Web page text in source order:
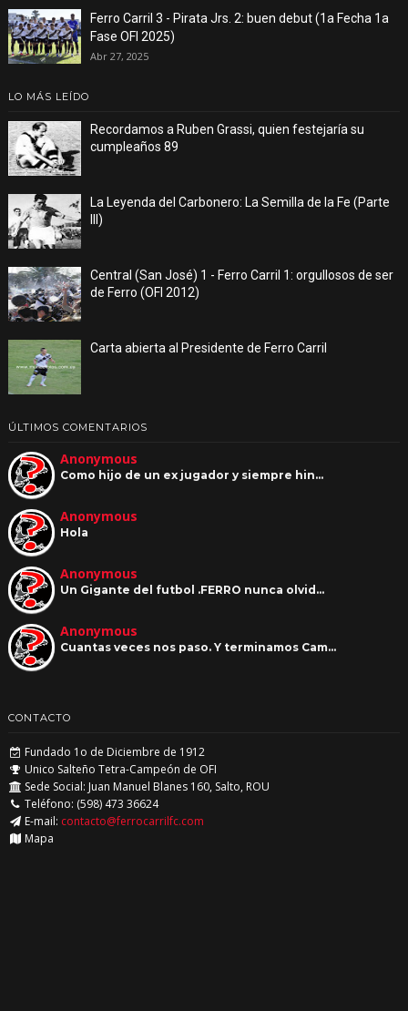
Ferro Carril 3 - Pirata Jrs. 2: buen debut (1a Fecha 1a
Fase OFI 2025)
Abr 27, 2025
LO MÁS LEÍDO
Recordamos a Ruben Grassi, quien festejaría su
cumpleaños 89
La Leyenda del Carbonero: La Semilla de la Fe (Parte
III)
Central (San José) 1 - Ferro Carril 1: orgullosos de ser
de Ferro (OFI 2012)
Carta abierta al Presidente de Ferro Carril
ÚLTIMOS COMENTARIOS
Anonymous
Como hijo de un ex jugador y siempre hin…
Anonymous
Hola
Anonymous
Un Gigante del futbol .FERRO nunca olvid…
Anonymous
Cuantas veces nos paso. Y terminamos Cam…
CONTACTO
Fundado 1o de Diciembre de 1912
Unico Salteño Tetra-Campeón de OFI
Sede Social: Juan Manuel Blanes 160, Salto, ROU
Teléfono: (598) 473 36624
E-mail: contacto@ferrocarrilfc.com
Mapa